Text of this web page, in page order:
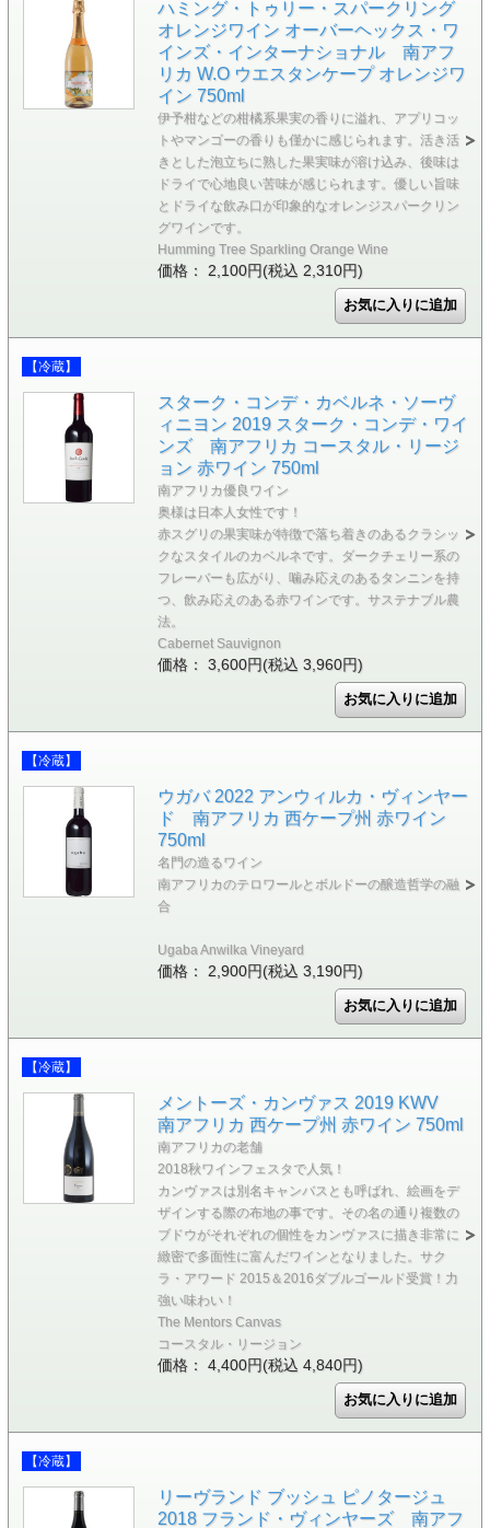
ハミング・トゥリー・スパークリング
オレンジワイン オーバーヘックス・ワ
インズ・インターナショナル 南アフ
リカ W.O ウエスタンケープ オレンジワ
イン 750ml
伊予柑などの柑橘系果実の香りに溢れ、アプリコッ
トやマンゴーの香りも僅かに感じられます。活き活
きとした泡立ちに熟した果実味が溶け込み、後味は
ドライで心地良い苦味が感じられます。優しい旨味
とドライな飲み口が印象的なオレンジスパークリン
グワインです。
Humming Tree Sparkling Orange Wine
価格： 2,100円(税込 2,310円)
【冷蔵】
スターク・コンデ・カベルネ・ソーヴ
ィニヨン 2019 スターク・コンデ・ワイ
ンズ 南アフリカ コースタル・リージ
ョン 赤ワイン 750ml
南アフリカ優良ワイン
奥様は日本人女性です！
赤スグリの果実味が特徴で落ち着きのあるクラシッ
クなスタイルのカベルネです。ダークチェリー系の
フレーバーも広がり、噛み応えのあるタンニンを持
つ、飲み応えのある赤ワインです。サステナブル農
法。
Cabernet Sauvignon
価格： 3,600円(税込 3,960円)
【冷蔵】
ウガバ 2022 アンウィルカ・ヴィンヤー
ド 南アフリカ 西ケープ州 赤ワイン
750ml
名門の造るワイン
南アフリカのテロワールとボルドーの醸造哲学の融
合
Ugaba Anwilka Vineyard
価格： 2,900円(税込 3,190円)
【冷蔵】
メントーズ・カンヴァス 2019 KWV
南アフリカ 西ケープ州 赤ワイン 750ml
南アフリカの老舗
2018秋ワインフェスタで人気！
カンヴァスは別名キャンバスとも呼ばれ、絵画をデ
ザインする際の布地の事です。その名の通り複数の
ブドウがそれぞれの個性をカンヴァスに描き非常に
緻密で多面性に富んだワインとなりました。サク
ラ・アワード 2015＆2016ダブルゴールド受賞！力
強い味わい！
The Mentors Canvas
コースタル・リージョン
価格： 4,400円(税込 4,840円)
【冷蔵】
リーヴランド ブッシュ ピノタージュ
2018 フランド・ヴィンヤーズ 南アフ